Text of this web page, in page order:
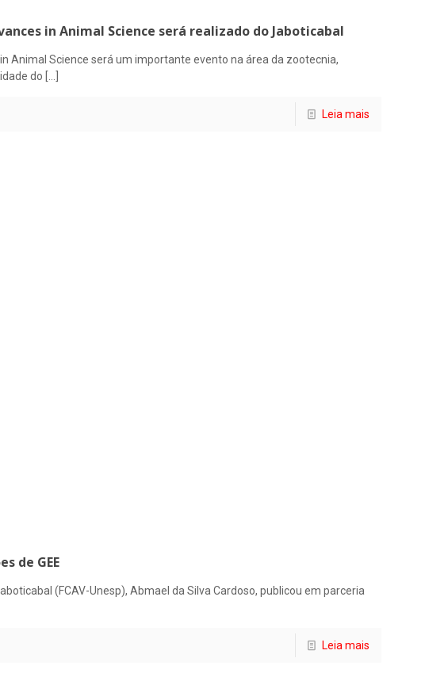
in Animal Science será realizado do Jaboticabal
Animal Science será um importante evento na área da zootecnia,
do
Leia mais
de GEE
(FCAV-Unesp), Abmael da Silva Cardoso, publicou em parceria
Leia mais